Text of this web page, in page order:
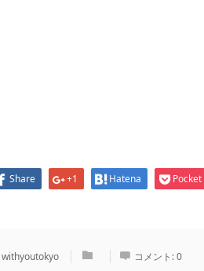
Share +1 Hatena Pocket
withyoutokyo コメント:0